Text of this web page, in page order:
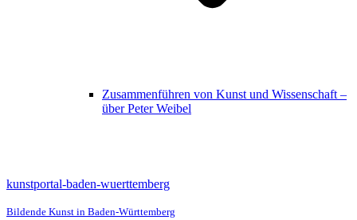
Zusammenführen von Kunst und Wissenschaft –
über Peter Weibel
kunstportal-baden-wuerttemberg
Bildende Kunst in Baden-Württemberg